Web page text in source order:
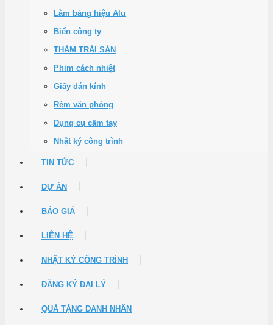
Làm bảng hiệu Alu
Biển công ty
THẢM TRẢI SÀN
Phim cách nhiệt
Giấy dán kính
Rèm văn phòng
Dụng cụ cầm tay
Nhật ký công trình
TIN TỨC
DỰ ÁN
BÁO GIÁ
LIÊN HỆ
NHẬT KÝ CÔNG TRÌNH
ĐĂNG KÝ ĐẠI LÝ
QUÀ TẶNG DANH NHÂN